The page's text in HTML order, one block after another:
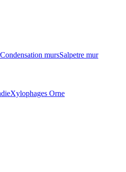
Condensation mursSalpetre mur
Xylophages Orne